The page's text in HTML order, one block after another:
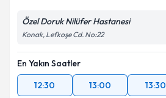
Özel Doruk Nilüfer Hastanesi
Konak, Lefkoşe Cd. No:22
En Yakın Saatler
12:30
13:00 13:30